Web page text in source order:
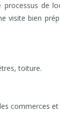
processus
visite bien
toiture.
commerces et